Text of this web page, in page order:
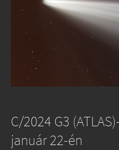
C/2024 G3
január 22-én